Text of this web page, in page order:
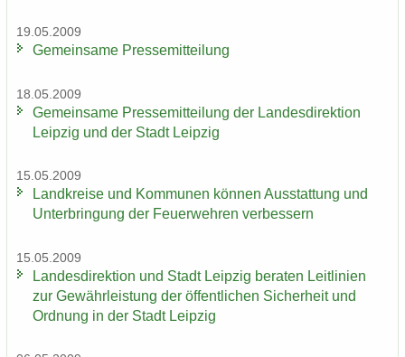
19.05.2009
Ge­mein­sa­me Pres­se­mit­tei­lung
18.05.2009
Ge­mein­sa­me Pres­se­mit­tei­lung der Lan­des­di­rek­ti­on
Leip­zig und der Stadt Leip­zig
15.05.2009
Land­krei­se und Kom­mu­nen kön­nen Aus­stat­tung und
Un­ter­brin­gung der Feu­er­weh­ren ver­bes­sern
15.05.2009
Lan­des­di­rek­ti­on und Stadt Leip­zig be­ra­ten Leit­li­ni­en
zur Ge­währ­leis­tung der öf­fent­li­chen Si­cher­heit und
Ord­nung in der Stadt Leip­zig